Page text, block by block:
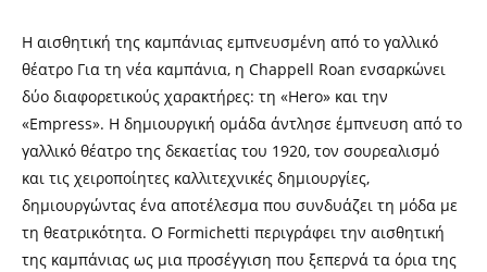
Η αισθητική της καμπάνιας εμπνευσμένη από το γαλλικό
θέατρο Για τη νέα καμπάνια, η Chappell Roan ενσαρκώνει
δύο διαφορετικούς χαρακτήρες: τη «Hero» και την
«Empress». Η δημιουργική ομάδα άντλησε έμπνευση από το
γαλλικό θέατρο της δεκαετίας του 1920, τον σουρεαλισμό
και τις χειροποίητες καλλιτεχνικές δημιουργίες,
δημιουργώντας ένα αποτέλεσμα που συνδυάζει τη μόδα με
τη θεατρικότητα. Ο Formichetti περιγράφει την αισθητική
της καμπάνιας ως μια προσέγγιση που ξεπερνά τα όρια της